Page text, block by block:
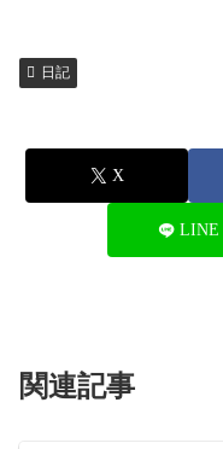
日記
X
LINE
関連記事